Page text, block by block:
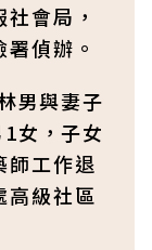
會局，
偵辦。
男與妻子
女，子女
師工作退
高級社區